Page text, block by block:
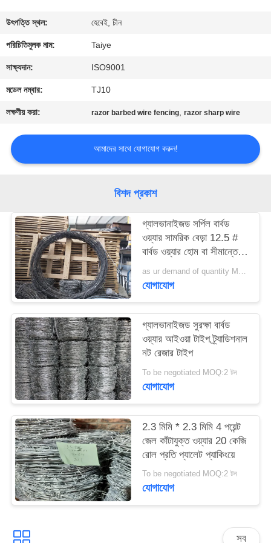
যোগাযোগ
করুন
খবর
উদ্ধৃতির
জন্য
সাইট
ম্যাপ
PRIVACY
POLICY
উৎপত্তি স্থল: হেবেই, চীন
পরিচিতিমুলক নাম: Taiye
সাক্ষ্যদান: ISO9001
মডেল নম্বার: TJ10
লক্ষণীয় করা: razor barbed wire fencing,razor sharp wire
আমাদের সাথে যোগাযোগ করুন!
বিশদ প্রকাশ
গ্যালভানাইজড সর্পিল বার্বড
ওয়্যার সামরিক বেড়া 12.5 #
বার্বড ওয়্যার হোম বা সীমান্তে
ব্যবহৃত হয়
as ur demand of quantity MOQ:15tonns
যোগাযোগ
গ্যালভানাইজড সুরক্ষা বার্বড
ওয়্যার আইওয়া টাইপ ট্র্যাডিশনাল
নট রেজার টাইপ
To be negotiated MOQ:2 টন
যোগাযোগ
2.3 মিমি * 2.3 মিমি 4 পয়েন্ট
জেল কাঁটাযুক্ত ওয়্যার 20 কেজি
রোল প্রতি প্যালেট প্যাকিংয়ে
To be negotiated MOQ:2 টন
যোগাযোগ
সব